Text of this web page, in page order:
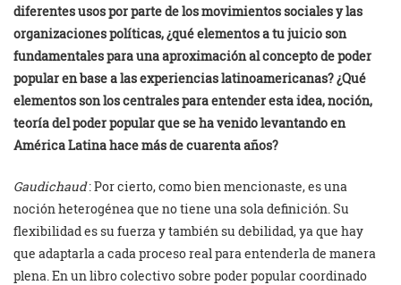
diferentes usos por parte de los movimientos sociales y las
organizaciones políticas, ¿qué elementos a tu juicio son
fundamentales para una aproximación al concepto de poder
popular en base a las experiencias latinoamericanas? ¿Qué
elementos son los centrales para entender esta idea, noción,
teoría del poder popular que se ha venido levantando en
América Latina hace más de cuarenta años?
Gaudichaud: Por cierto, como bien mencionaste, es una
noción heterogénea que no tiene una sola definición. Su
flexibilidad es su fuerza y también su debilidad, ya que hay
que adaptarla a cada proceso real para entenderla de manera
plena. En un libro colectivo sobre poder popular coordinado